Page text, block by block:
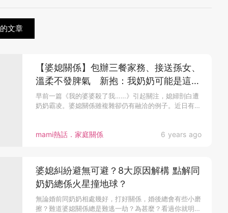
文章
mami熱話．家庭關係 6 years ago
【婆媳關係】包辦三餐家務、接送孫女、
溫柔不發脾氣 新抱：我奶奶可能是這輩
子看過最善良的女人
早前一篇《我的婆婆殺了我……》引起關注，媳婦剖白遭
奶奶霸凌。婆媳關係雖複雜卻仍有融洽的例子。近日有
婆媳糾紛避無可避？8大原因解構 點解同
奶奶總係火星撞地球？
無論婚前同奶奶相處幾好，打好關係，婚後總會有些小磨
擦？難道婆媳關係總是難逃一劫？為甚麼？看過你就明